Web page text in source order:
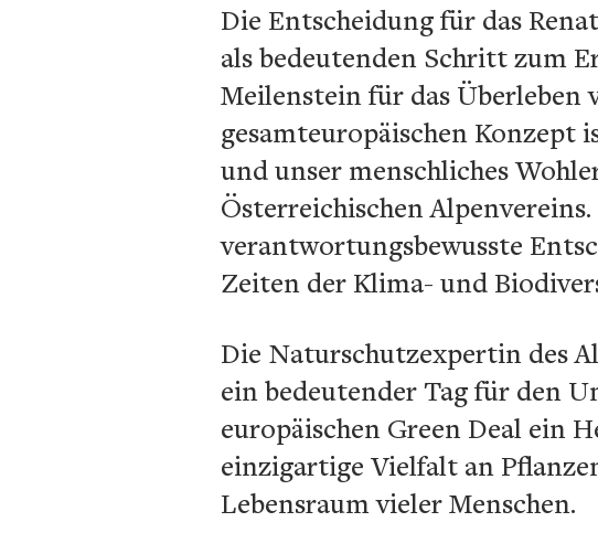
Die Entscheidung für das
als bedeutenden Schritt zum
Meilenstein für das Überleben
gesamteuropäischen
und unser menschliches
Österreichischen
verantwortungsbewusste
Zeiten der Klima- und
Die Naturschutzexpertin des
ein bedeutender Tag für den
europäischen Green Deal ein
einzigartige Vielfalt an
Lebensraum vieler Menschen.